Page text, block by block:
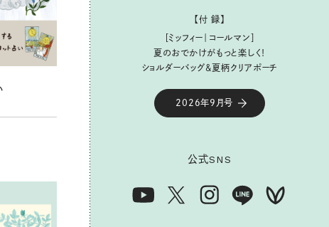
【付 録】
［ミッフィー｜コールマン］
夏のおでかけがもっと楽しく！
ショルダーバッグ&夏柄クリアポーチ
2026年9月号
公式SNS